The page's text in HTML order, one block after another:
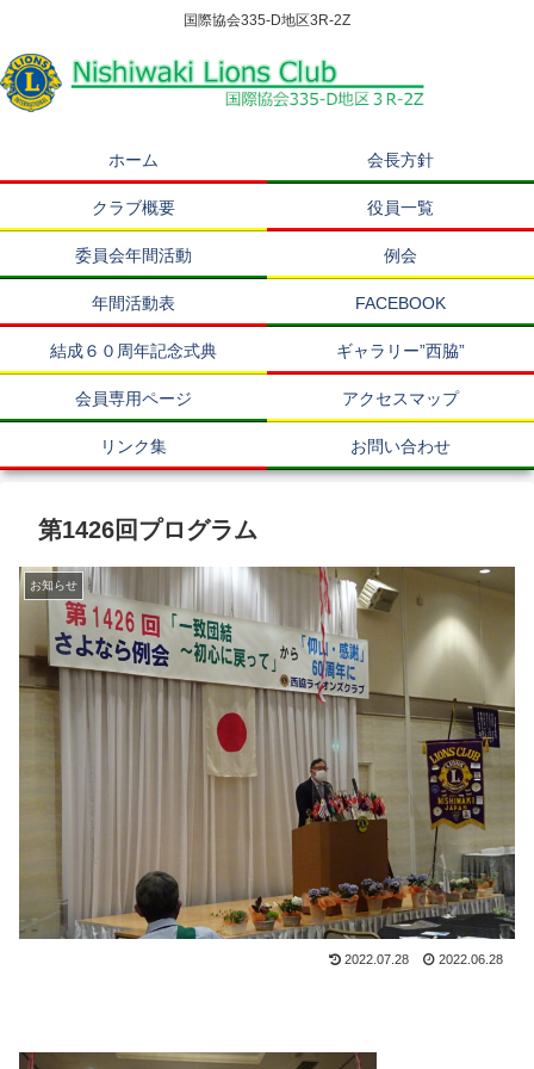
国際協会335-D地区3R-2Z
ホーム 会長方針
クラブ概要 役員一覧
委員会年間活動 例会
年間活動表 FACEBOOK
結成６０周年記念式典 ギャラリー”西脇”
会員専用ページ アクセスマップ
リンク集 お問い合わせ
第1426回プログラム
お知らせ
2022.07.28 2022.06.28